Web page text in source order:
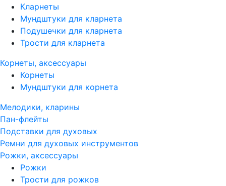
Кларнеты
Мундштуки для кларнета
Подушечки для кларнета
Трости для кларнета
Корнеты, аксессуары
Корнеты
Мундштуки для корнета
Мелодики, кларины
Пан-флейты
Подставки для духовых
Ремни для духовых инструментов
Рожки, аксессуары
Рожки
Трости для рожков